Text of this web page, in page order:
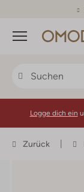
Menü
Logge dich ein
Zurück